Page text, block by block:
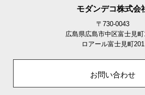
モダンデコ株式会
〒730-0043
広島県広島市中区富士見町
ロアール富士見町201
お問い合わせ